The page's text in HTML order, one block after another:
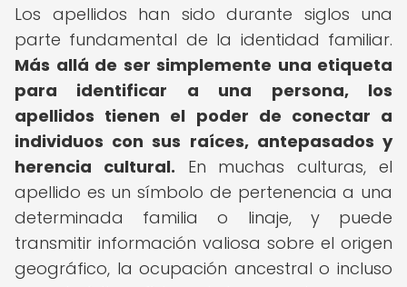
Los apellidos han sido durante siglos una
parte fundamental de la identidad familiar.
Más allá de ser simplemente una etiqueta
para identificar a una persona, los
apellidos tienen el poder de conectar a
individuos con sus raíces, antepasados y
herencia cultural. En muchas culturas, el
apellido es un símbolo de pertenencia a una
determinada familia o linaje, y puede
transmitir información valiosa sobre el origen
geográfico, la ocupación ancestral o incluso